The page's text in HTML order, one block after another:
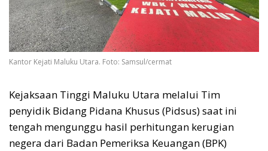
Kantor Kejati Maluku Utara. Foto: Samsul/cermat
Kejaksaan Tinggi Maluku Utara melalui Tim
penyidik Bidang Pidana Khusus (Pidsus) saat ini
tengah mengunggu hasil perhitungan kerugian
negera dari Badan Pemeriksa Keuangan (BPK)